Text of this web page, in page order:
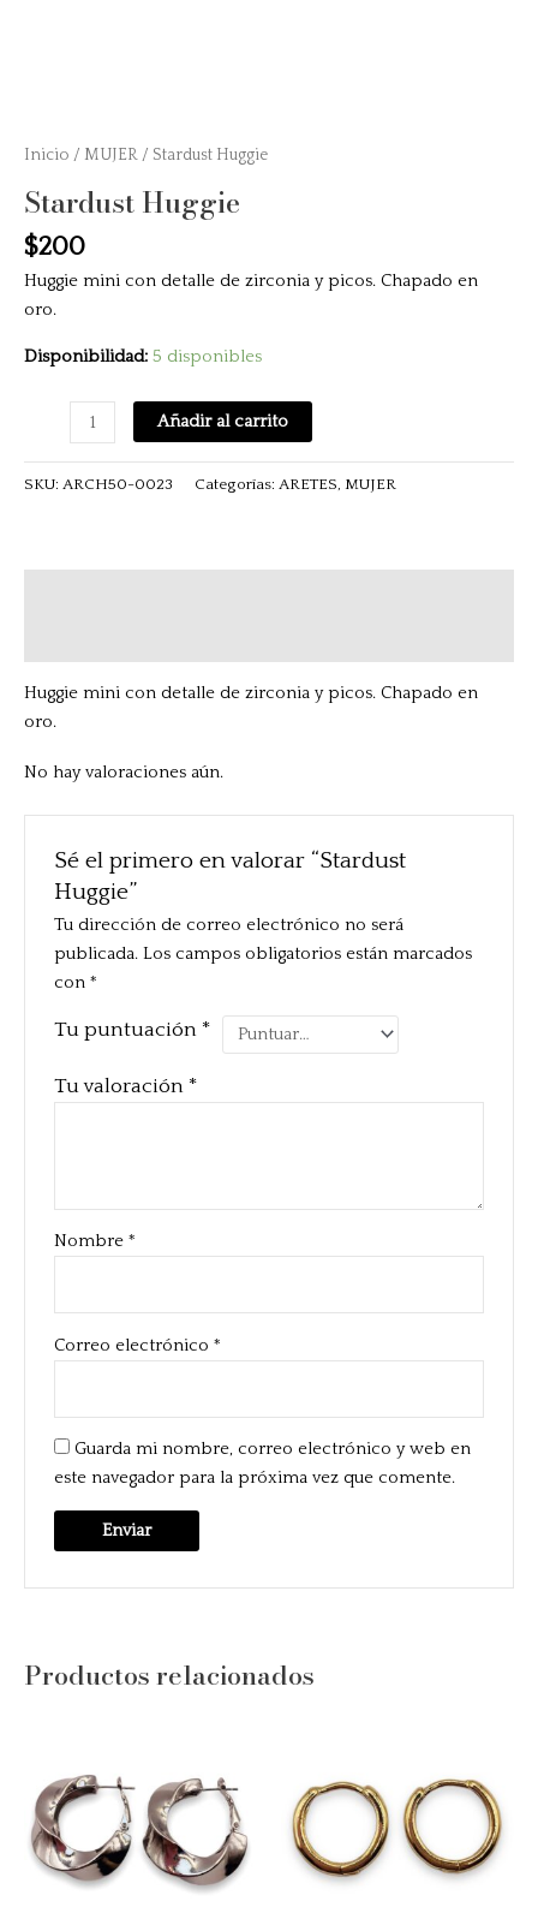
Inicio / MUJER / Stardust Huggie
Stardust Huggie
$200
Huggie mini con detalle de zirconia y picos. Chapado en
oro.
Disponibilidad: 5 disponibles
Añadir al carrito
SKU: ARCH50-0023 Categorías: ARETES, MUJER
Huggie mini con detalle de zirconia y picos. Chapado en
oro.
No hay valoraciones aún.
Sé el primero en valorar “Stardust
Huggie”
Tu dirección de correo electrónico no será
publicada. Los campos obligatorios están marcados
con*
Tu puntuación *
Tu valoración *
Nombre*
Correo electrónico*
Guarda mi nombre, correo electrónico y web en
este navegador para la próxima vez que comente.
Productos relacionados